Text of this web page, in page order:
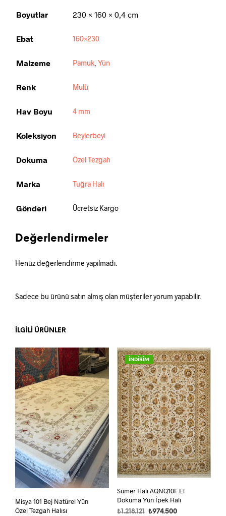
Boyutlar 230 × 160 × 0,4 cm
Ebat 160×230
Malzeme Pamuk, Yün
Renk Multi
Hav Boyu 4 mm
Koleksiyon Beylerbeyi
Dokuma Özel Tezgah
Marka Tuğra Halı
Gönderi Ücretsiz Kargo
Değerlendirmeler
Henüz değerlendirme yapılmadı.
Sadece bu ürünü satın almış olan müşteriler yorum yapabilir.
İLGILI ÜRÜNLER
Misya 101 Bej Natürel Yün
Özel Tezgah Halısı
İNDİRİM
Sümer Halı AQNQ10F El
Dokuma Yün İpek Halı
₺1.218.121 Orijinal
₺974.500Şu